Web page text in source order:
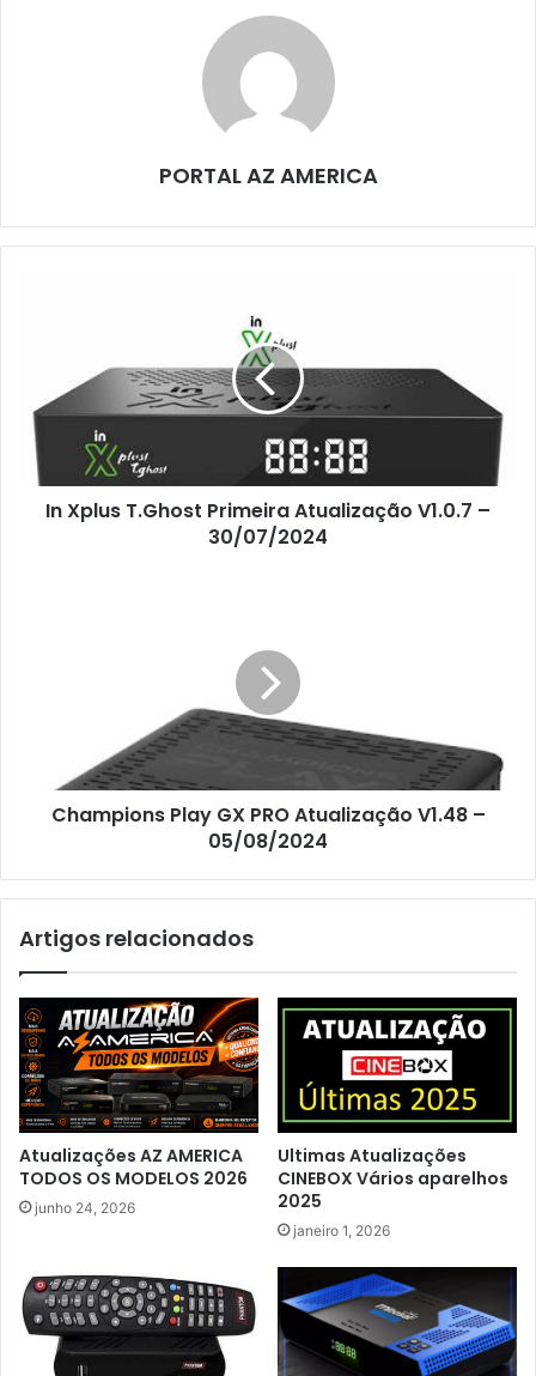
PORTAL AZ AMERICA
In Xplus T.Ghost Primeira Atualização V1.0.7 –
30/07/2024
Champions Play GX PRO Atualização V1.48 –
05/08/2024
Artigos relacionados
Atualizações AZ AMERICA
TODOS OS MODELOS 2026
junho 24, 2026
Ultimas Atualizações
CINEBOX Vários aparelhos
2025
janeiro 1, 2026